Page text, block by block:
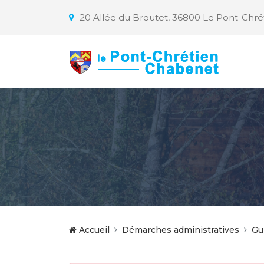
20 Allée du Broutet, 36800 Le Pont-
Accueil Démarches administratives